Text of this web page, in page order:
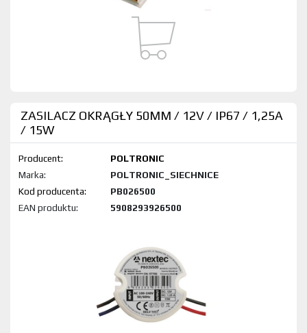
ZASILACZ OKRĄGŁY 50MM / 12V / IP67 / 1,25A
/ 15W
Producent:
POLTRONIC
Marka:
POLTRONIC_SIECHNICE
Kod produktu:
PB026500
EAN produktu:
5908293926500